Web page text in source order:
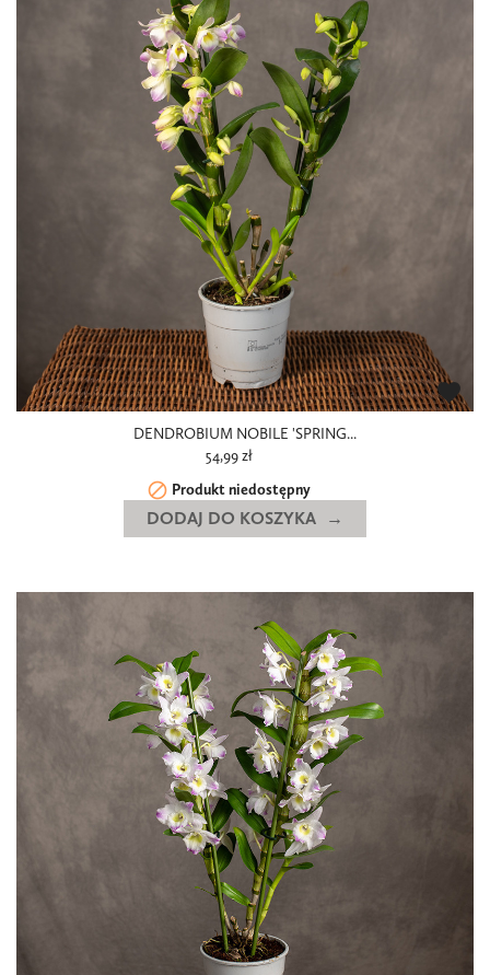
DENDROBIUM NOBILE 'SPRING...
54,99 zł
 Produkt niedostępny
favorite
DODAJ DO KOSZYKA